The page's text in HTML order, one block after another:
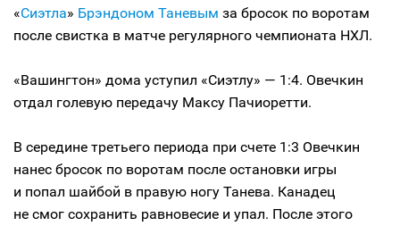
«Сиэтла» Брэндоном Таневым за бросок по воротам
после свистка в матче регулярного чемпионата НХЛ.
«Вашингтон» дома уступил «Сиэтлу» — 1:4. Овечкин
отдал голевую передачу Максу Пачиоретти.
В середине третьего периода при счете 1:3 Овечкин
нанес бросок по воротам после остановки игры
и попал шайбой в правую ногу Танева. Канадец
не смог сохранить равновесие и упал. После этого